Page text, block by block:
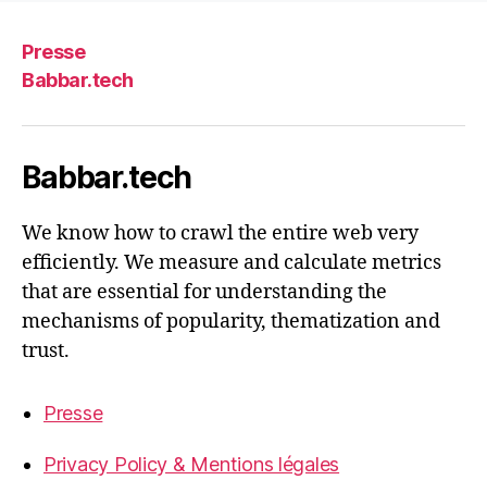
Presse
Babbar.tech
Babbar.tech
We know how to crawl the entire web very
efficiently. We measure and calculate metrics
that are essential for understanding the
mechanisms of popularity, thematization and
trust.
Presse
Privacy Policy & Mentions légales